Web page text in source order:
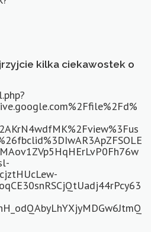
kilka ciekawostek o